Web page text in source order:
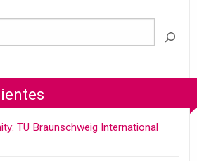
TU Braunschweig International